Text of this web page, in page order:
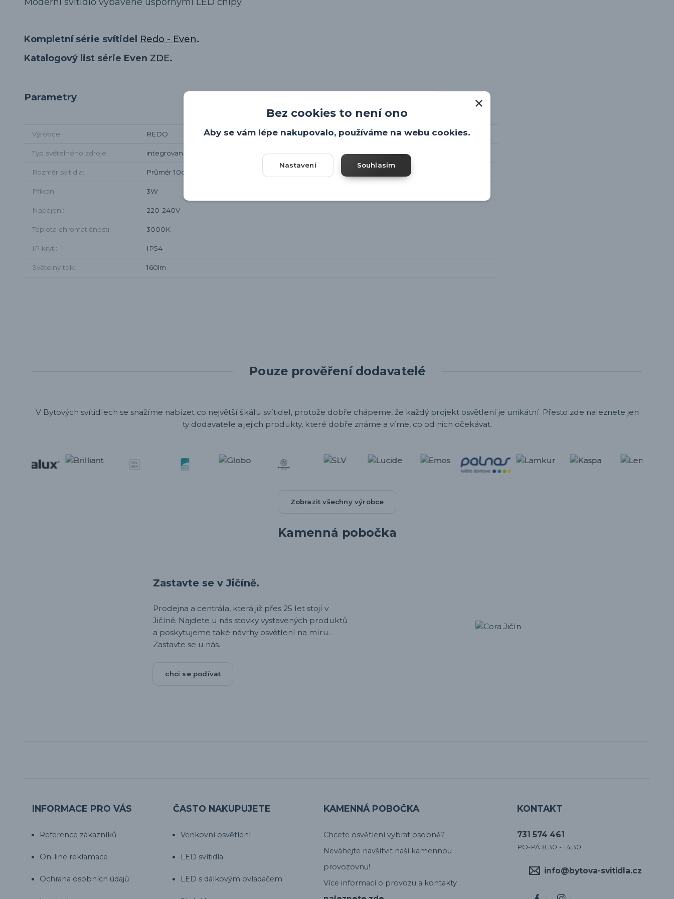
Kompletní série svítidel Redo - Even.
Katalogový list série Even ZDE.
Parametry
Výrobce REDO
Typ světelného zdroje integrované LED
Rozměr svítidla Průměr 10cm, od zdi 3cm
Příkon 3W
Napájení 220-240V
Teplota chromatičnosti 3000K
IP krytí IP54
Světelný tok 160lm
Pouze prověření dodavatelé
V Bytových svítidlech se snažíme nabízet co největší škálu svítidel, protože dobře chápeme, že každý projekt osvětlení je unikátní. Přesto zde naleznete jen
ty dodavatele a jejich produkty, které dobře známe a víme, co od nich očekávat.
Zobrazit všechny výrobce
Kamenná pobočka
Zastavte se v Jičíně.
Prodejna a centrála, která již přes 25 let stojí v
Jičíně. Najdete u nás stovky vystavených produktů
a poskytujeme také návrhy osvětlení na míru.
Zastavte se u nás.
chci se podívat
INFORMACE PRO VÁS
Reference zákazníků
On-line reklamace
Ochrana osobních údajů
ČASTO NAKUPUJETE
Venkovní osvětlení
LED svítidla
LED s dálkovým ovladačem
KAMENNÁ POBOČKA
Chcete osvětlení vybrat osobně?
Neváhejte navšítvit naší kamennou
provozovnu!
Více informací o provozu a kontakty
KONTAKT
731 574 461
PO-PÁ 8:30 - 14:30
info@bytova-svitidla.cz
Bez cookies to není ono
Aby se vám lépe nakupovalo, používáme na webu cookies.
Nastavení Souhlasím